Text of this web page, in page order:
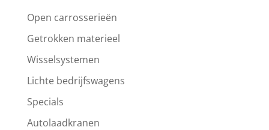
Open carrosserieën
Getrokken materieel
Wisselsystemen
Lichte bedrijfswagens
Specials
Autolaadkranen